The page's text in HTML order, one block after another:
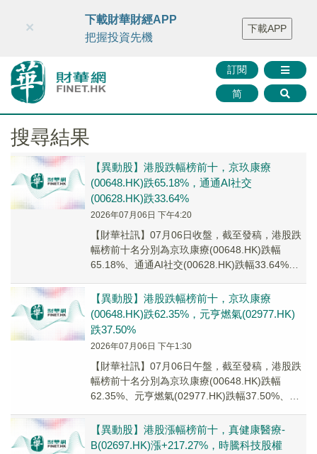
財華智庫網 FINTV FINMETA 財華證券 媒體矩陣
智庫沙龍
聯絡我們
訂閱
简
×
下載財華財經APP
把握投資先機
下載APP
搜尋結果
【異動股】港股跌幅榜前十，京玖康療
(00648.HK)跌65.18%，通通AI社交
(00628.HK)跌33.64%
2026年07月06日 下午4:20
【財華社訊】07月06日收盤，截至發稿，港股跌
幅榜前十名分別為京玖康療(00648.HK)跌幅
65.18%、通通AI社交(00628.HK)跌幅33.64%、
【異動股】港股跌幅榜前十，京玖康療
(00648.HK)跌62.35%，元亨燃氣(02977.HK)
跌37.50%
2026年07月06日 下午1:30
【財華社訊】07月06日午盤，截至發稿，港股跌
幅榜前十名分別為京玖康療(00648.HK)跌幅
62.35%、元亨燃氣(02977.HK)跌幅37.50%、時
【異動股】港股漲幅榜前十，真健康醫療-
B(02697.HK)漲+217.27%，時騰科技股權